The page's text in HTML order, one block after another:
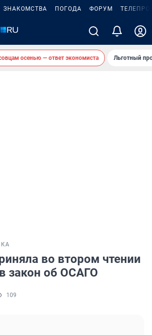
ЗНАКОМСТВА ПОГОДА ФОРУМ
осенью — ответ экономиста Льготный
во втором чтении
закон об ОСАГО
109